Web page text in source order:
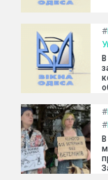
#
В
#
#
В